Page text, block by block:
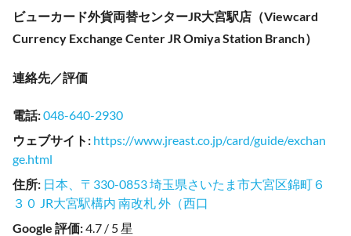
ビューカード外貨両替センターJR大宮駅店（Viewcard
Currency Exchange Center JR Omiya Station Branch）
連絡先／評価
電話:048-640-2930
ウェブサイト : https://www.jreast.co.jp/card/guide/exchan
ge.html
住所: 日本、〒330-0853 埼玉県さいたま市大宮区錦町６
３０ JR大宮駅構内 南改札 外（西口
Google 評価:4.7 / 5 星